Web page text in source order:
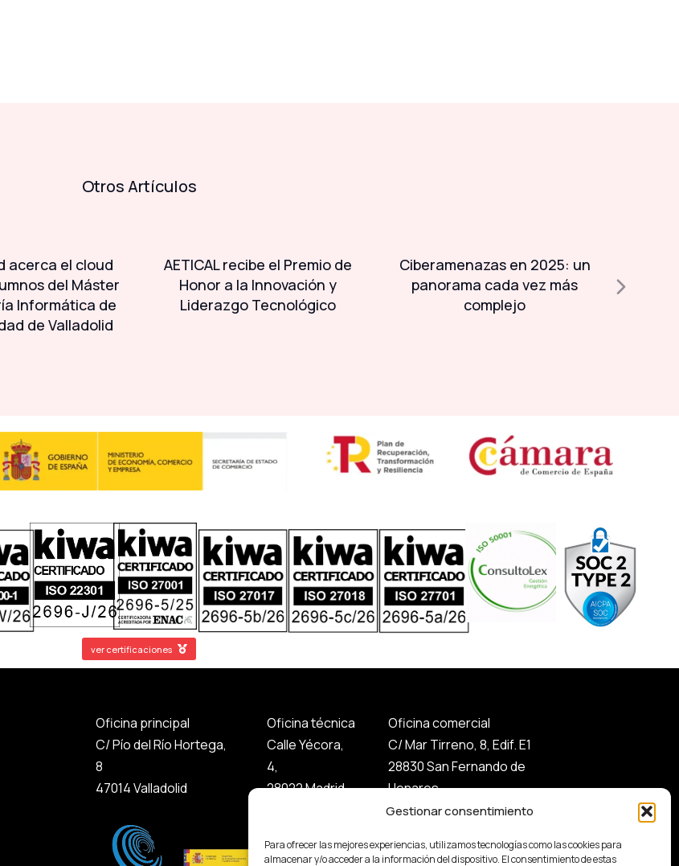
Gestionar consentimiento
Para ofrecer las mejores experiencias, utilizamos tecnologías como las cookies para
almacenar y/o acceder a la información del dispositivo. El consentimiento de estas
Otros Artículos
acerca el cloud
del Máster
Informática de
de Valladolid
AETICAL recibe el Premio de
Honor a la Innovación y
Liderazgo Tecnológico
Ciberamenazas en 2025: un
panorama cada vez más
complejo
ver certificaciones
Oficina principal
C/ Pío del Río Hortega,
8
47014 Valladolid
Oficina técnica
Calle Yécora,
4,
28022 Madrid
Oficina comercial
C/ Mar Tirreno, 8, Edif. E1
28830 San Fernando de
Henares.